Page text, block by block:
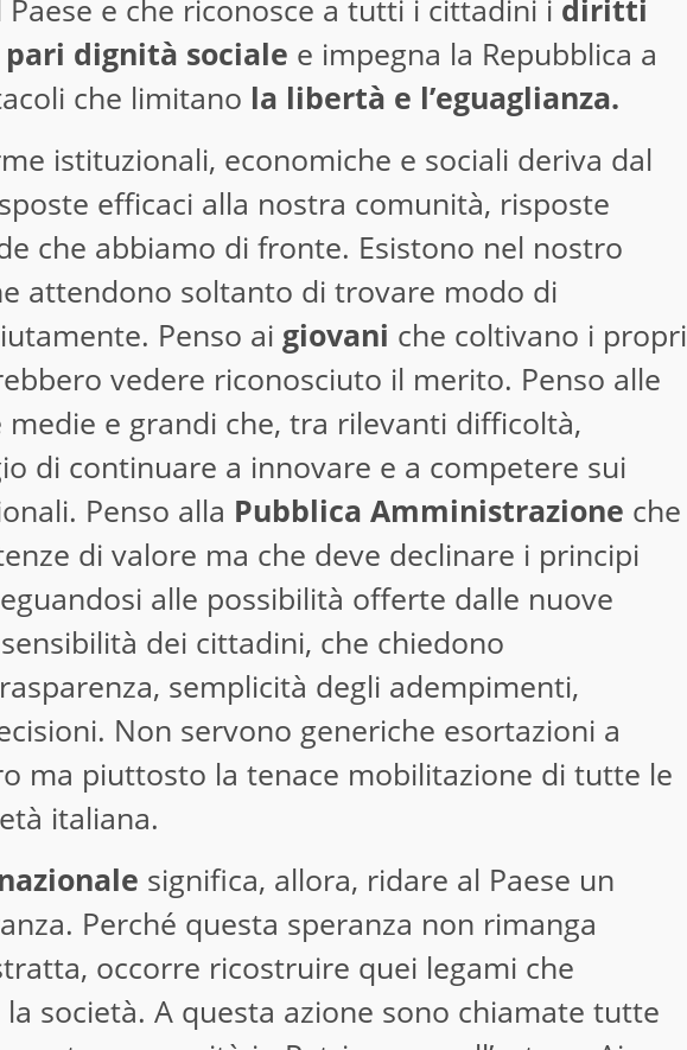
e che riconosce a tutti i cittadini i diritti
dignità sociale e impegna la Repubblica a
che limitano la libertà e l’eguaglianza.
istituzionali, economiche e sociali deriva dal
efficaci alla nostra comunità, risposte
che abbiamo di fronte. Esistono nel nostro
attendono soltanto di trovare modo di
Penso ai giovani che coltivano i propri
vedere riconosciuto il merito. Penso alle
medie e grandi che, tra rilevanti difficoltà,
di continuare a innovare e a competere sui
Penso alla Pubblica Amministrazione che
di valore ma che deve declinare i principi
alle possibilità offerte dalle nuove
dei cittadini, che chiedono
semplicità degli adempimenti,
Non servono generiche esortazioni a
ma piuttosto la tenace mobilitazione di tutte le
italiana.
significa, allora, ridare al Paese un
Perché questa speranza non rimanga
occorre ricostruire quei legami che
società. A questa azione sono chiamate tutte